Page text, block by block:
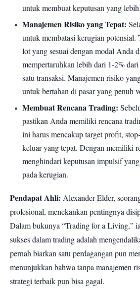
untuk membuat keputusan yang lebih
Manajemen Risiko yang Tepat:
untuk membatasi kerugian potensial.
lot yang sesuai dengan modal Anda
mempertaruhkan lebih dari 1-2%
satu transaksi. Manajemen risiko
untuk bertahan di pasar yang penuh
Membuat Rencana Trading:
pastikan Anda memiliki rencana
ini harus mencakup target profit,
keluar yang tepat. Dengan memiliki
menghindari keputusan impulsif
pada kerugian.
Pendapat Ahli: Alexander Elder,
profesional, menekankan pentingnya
Dalam bukunya “Trading for a Living,”
sukses dalam trading adalah
pernah biarkan satu perdagangan pun
menunjukkan bahwa tanpa manajemen
strategi terbaik pun bisa gagal.